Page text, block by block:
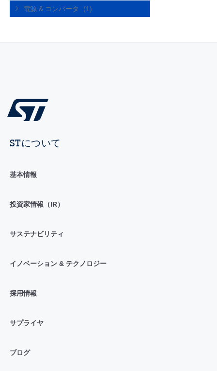
電源 & コンバータ (1)
STについて
基本情報
投資家情報（IR）
サステナビリティ
イノベーション & テクノロジー
採用情報
サプライヤ
ブログ